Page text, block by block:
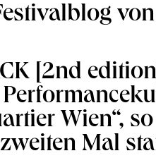
[2nd
Wien“,
Mal